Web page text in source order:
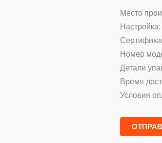
Место
Номер
Детали
Время
Условия